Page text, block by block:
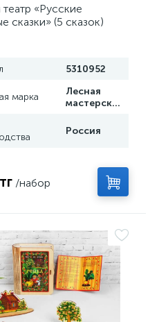
«Русские
сказки» (5 сказок)
5310952
марка
Лесная
мастерская
Россия
/набор